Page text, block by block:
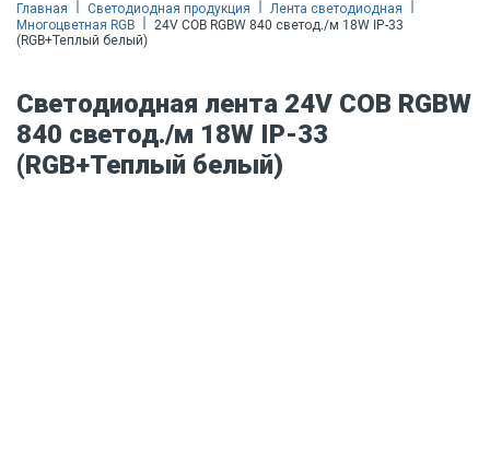
Главная Светодиодная продукция
Лента светодиодная
Многоцветная RGB
24V COB RGBW 840 светод./м 18W IP-33
(RGB+Теплый белый)
Светодиодная лента 24V COB RGBW
840 светод./м 18W IP-33
(RGB+Теплый белый)